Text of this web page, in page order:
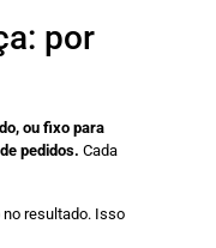
por
ou fixo para
pedidos. Cada
no resultado. Isso